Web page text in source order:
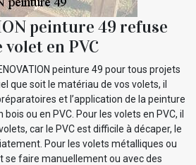
peinture 49 refuse
en PVC
peinture 49 pour tous projets
que soit le matériau de vos volets, il
et l’application de la peinture
ou en PVC. Pour les volets en PVC, il
car le PVC est difficile à décaper, le
Pour les volets métalliques ou
se faire manuellement ou avec des